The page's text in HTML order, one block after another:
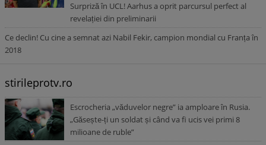
Surpriză în UCL! Aarhus a oprit parcursul perfect al
revelației din preliminarii
Ce declin! Cu cine a semnat azi Nabil Fekir, campion mondial cu Franța în
2018
stirileprotv.ro
Escrocheria „văduvelor negre” ia amploare în Rusia.
„Găsește-ți un soldat și când va fi ucis vei primi 8
milioane de ruble”